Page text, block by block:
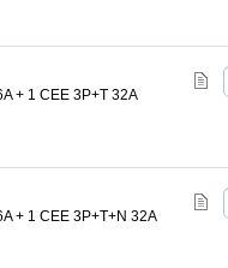
+ 1 CEE 3P+T 32A
+ 1 CEE 3P+T+N 32A